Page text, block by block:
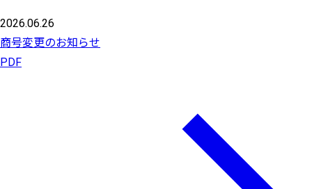
2026.06.26
商号変更のお知らせ
PDF